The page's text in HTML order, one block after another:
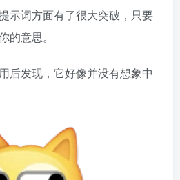
示词方面有了很大突破，只要
的意思。
后发现，它好像并没有想象中